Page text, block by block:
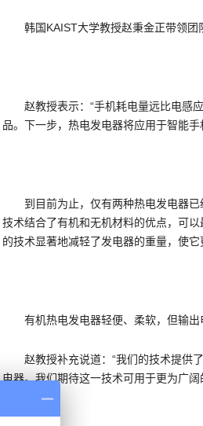
韩国KAIST大学教授赵秉金正带领团
赵教授表示：“手机耗电量远比电感
品。下一步，热电发电器将应用于智能
到目前为止，仅有两种热电发电器
技术结合了有机和无机材料的优点，可
的技术显著地减轻了发电器的重量，使它
有机热电发电器轻便、柔软，但输
赵教授补充说道：“我们的技术提供
电器。我们期待这一技术可用于更为广